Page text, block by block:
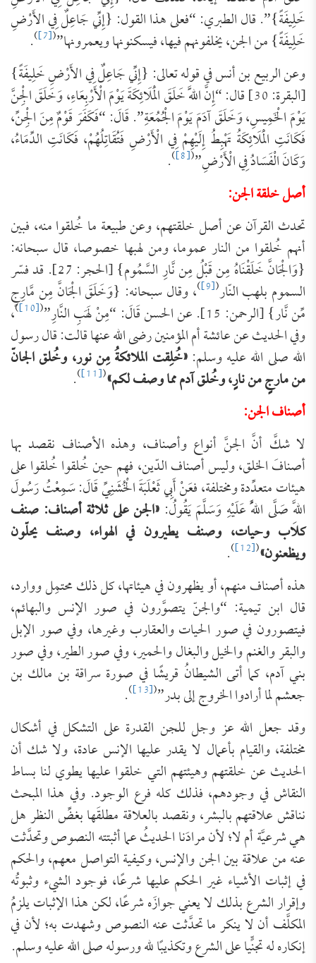
خَلِيفَةً}”. قال الطبري: “فعلى هذا القول: {إِنِّي جَاعِلٌ فِي الأَرْضِ
خَلِيفَةً} من الجن، يخلفونهم فيها، فيسكنونها ويعمرونها”(
[7]
)
.
وعن الربيع بن أنس في قوله تعالى: {إِنِّي جَاعِلٌ فِي الأَرْضِ خَلِيفَةً}
[البقرة: 30] قال: “‌إِنَّ ‌اللَّهَ ‌خَلَقَ ‌الْمَلَائِكَةَ ‌يَوْمَ ‌الْأَرْبِعَاءِ، وَخَلَقَ الْجِنَّ
يَوْمَ الْخَمِيسِ، وَخَلَقَ آدَمَ يَوْمَ الْجُمُعَةِ”. قَالَ: “فَكَفَرَ قَوْمٌ مِنَ الْجِنِّ،
فَكَانَتِ الْمَلَائِكَةُ تَهْبِطُ إِلَيْهِمْ فِي الْأَرْضِ فَتُقَاتِلُهُمْ، فَكَانَتِ الدِّمَاءُ،
وَكَانَ الْفَسَادُ فِي الْأَرْضِ”(
[8]
)
.
أصل خلقة الجن:
تحدث القرآن عن أصل خلقتهم، وعن طبيعة ما خُلقوا منه، فبين
أنهم خُلقوا من النار عموما، ومن لهبها خصوصا، قال سبحانه:
{وَالْجَانَّ خَلَقْنَاهُ مِن قَبْلُ مِن نَّارِ السَّمُوم} [الحجر: 27]. قد فسّر
السموم بلهب النّار(
[9]
)، وقال سبحانه: {وَخَلَقَ الْجَانَّ مِن مَّارِجٍ
مِّن نَّار} [الرحمن: 15]. عن الحسن قَالَ: “مِنْ لَهَبِ النَّارِ” (
[10]
)،
وفي الحديث عن عائشة أم المؤمنين رضى الله عنها قالت: قال رسول
الله صلى الله عليه وسلم:«خُلِقت الملائكةُ مِن نور، وخُلق الجانّ
من مارجٍ من نارٍ، وخُلق آدم مما وصف لكم»(
[11]
)
.
أصناف الجن:
لا شكَّ أنَّ الجنَّ أنواع وأصناف، وهذه الأصناف نقصد بها
أصنافَ الخلق، وليس أصناف الدّين، فهم حين خُلقوا خُلقوا على
هيئات متعدِّدة ومختلفة، فعَنْ أَبِي ثَعْلَبَةَ الْخُشَنِيِّ قَالَ: سَمِعْتُ رَسُولَ
اللَّهِ صَلَّى اللَّهُ عَلَيْهِ وَسَلَّمَ يَقُولُ: «الجن على ثلاثة أصناف: صنف
كلاب وحيات، وصنف يطيرون في الهواء، وصنف يحلّون
ويظعنون»(
[12]
)
.
هذه أصناف منهم، أو يظهرون في هيئاتها، كل ذلك محتمِل ووارد،
قال ابن تيمية: “والجنّ يتصوَّرون في صور الإنس والبهائم،
فيتصورون في صور الحيات والعقارب وغيرها، وفي صور الإبل
والبقر والغنم والخيل والبغال والحمير، وفي صور الطير، وفي صور
بني آدم، كما أتى الشيطانُ قريشًا في صورة سراقة بن مالك بن
جعشم لما أرادوا الخروج إلى بدر”(
[13]
)
.
وقد جعل الله عز وجل للجن القدرة على التشكل في أشكال
مختلفة، والقيام بأعمال لا يقدر عليها الإنس عادة، ولا شك أن
الحديث عن خلقتهم وهيئتهم التي خلقوا عليها يطوي لنا بساط
النقاش في وجودهم، فذلك كله فرع الوجود. وفي هذا المبحث
نناقش علاقتهم بالبشر، ونقصد بالعلاقة مطلقَها بغضِّ النظر هل
هي شرعيَّة أم لا؛ لأن مرادَنا الحديثُ عما أثبتته النصوص وتحدَّثت
عنه من علاقة بين الجن والإنس، وكيفية التواصل معهم، والحكم
في إثبات الأشياء غير الحكم عليها شرعًا، فوجود الشيء وثبوتُه
وإقرار الشرع بذلك لا يعني جوازَه شرعًا، لكن هذا الإثبات يلزمُ
المكلَّف أن لا ينكر ما تحدَّثت عنه النصوص وشهدت به؛ لأن في
إنكاره له تجنٍّيا على الشرع وتكذيبًا لله ورسوله صلى الله عليه وسلم.